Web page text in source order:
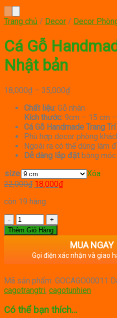
Trang chủ / Decor / Decor
Cá Gỗ
Nhật bản
18,000₫ – 35,000₫Price
18,000₫
through
35,000₫
Chất liệu: Gỗ nhãn
Kích thước: 9cm – 15 cm
Cá Gỗ Handmade Trang
Phù hợp decor phòng
Ngoài ra có thể dùng làm
Dễ dàng lắp đặtbằng móc
size
Xóa
22,000₫ Giá
là:
22,000₫.
18,000₫Giá
còn 19 hàng
Số
lượng
Thêm Giỏ Hàng
MUA NGAY
Gọi điện xác nhận và giao
Mã sản phẩm: GOCAGO00011
cagotrangtri, cagotunhien
Có thể bạn thích…